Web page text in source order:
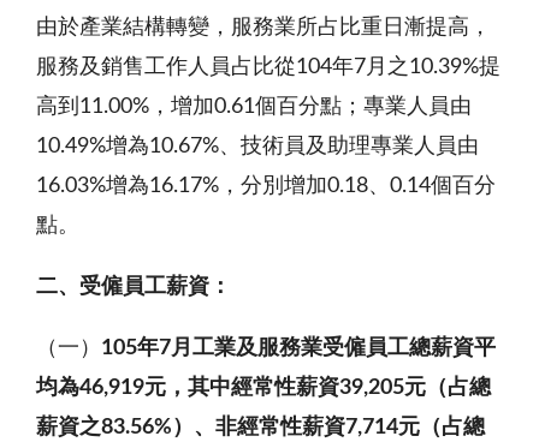
由於產業結構轉變，服務業所占比重日漸提高，
服務及銷售工作人員占比從104年7月之10.39%提
高到11.00%，增加0.61個百分點；專業人員由
10.49%增為10.67%、技術員及助理專業人員由
16.03%增為16.17%，分別增加0.18、0.14個百分
點。
二、受僱員工薪資 ：
（一） 105年7月工業及服務業受僱員工總薪資平
均為46,919元，其中經常性薪資39,205元（占總
薪資之83.56% ） 、 非經常性薪資7,714元（占總